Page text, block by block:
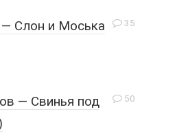
35
Слон и Моська
50
— Свинья под